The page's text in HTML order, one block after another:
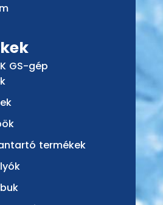
GS-gép
termékek